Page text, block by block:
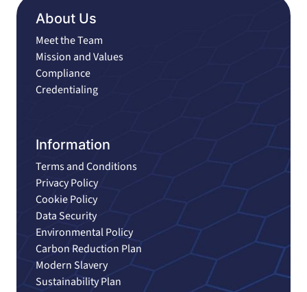
About Us
Meet the Team
Mission and Values
Compliance
Credentialing
Information
Terms and Conditions
Privacy Policy
Cookie Policy
Data Security
Environmental Policy
Carbon Reduction Plan
Modern Slavery
Sustainability Plan